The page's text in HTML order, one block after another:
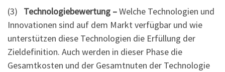
(3) Technologiebewertung –Welche Technologien und
Innovationen sind auf dem Markt verfügbar und wie
unterstützen diese Technologien die Erfüllung der
Zieldefinition. Auch werden in dieser Phase die
Gesamtkosten und der Gesamtnuten der Technologie